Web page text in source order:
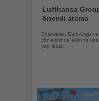
Oku
Lufthansa
önemli atama
Edelweiss, Eurowings
yönetiminde ekim ve
yapılacak